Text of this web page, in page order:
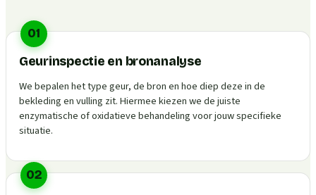
01
Geurinspectie en bronanalyse
We bepalen het type geur, de bron en hoe diep deze in de
bekleding en vulling zit. Hiermee kiezen we de juiste
enzymatische of oxidatieve behandeling voor jouw specifieke
situatie.
02